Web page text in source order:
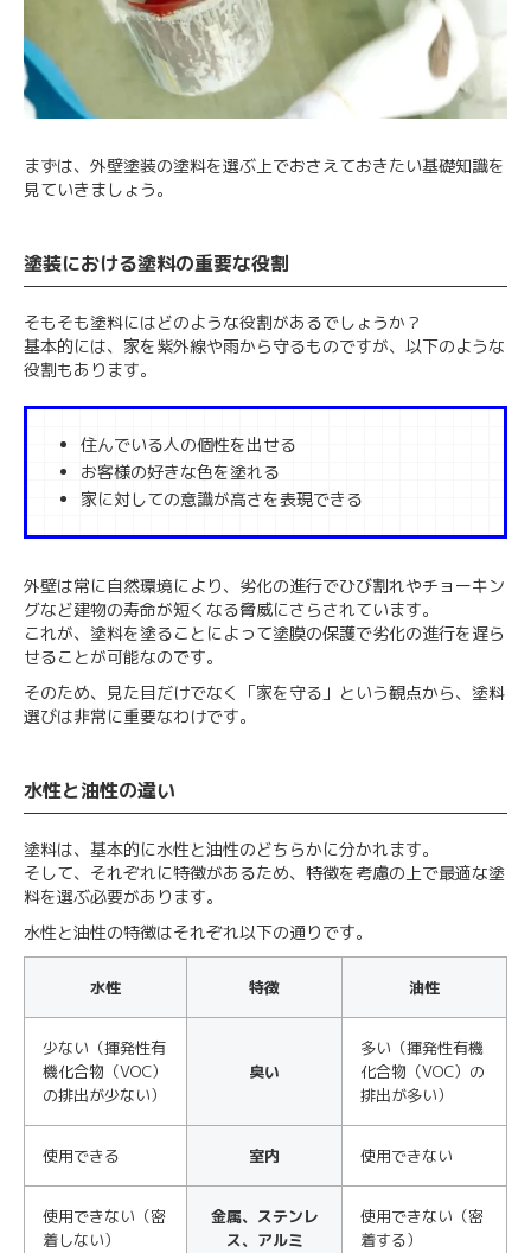
まずは、外壁塗装の塗料を選ぶ上でおさえておきたい基礎知識を
見ていきましょう。
塗装における塗料の重要な役割
そもそも塗料にはどのような役割があるでしょうか？
基本的には、家を紫外線や雨から守るものですが、以下のような
役割もあります。
住んでいる人の個性を出せる
お客様の好きな色を塗れる
家に対しての意識が高さを表現できる
外壁は常に自然環境により、劣化の進行でひび割れやチョーキン
グなど建物の寿命が短くなる脅威にさらされています。
これが、塗料を塗ることによって塗膜の保護で劣化の進行を遅ら
せることが可能なのです。
そのため、見た目だけでなく「家を守る」という観点から、塗料
選びは非常に重要なわけです。
水性と油性の違い
塗料は、基本的に水性と油性のどちらかに分かれます。
そして、それぞれに特徴があるため、特徴を考慮の上で最適な塗
料を選ぶ必要があります。
水性と油性の特徴はそれぞれ以下の通りです。
水性 特徴 油性
少ない（揮発性有
機化合物（VOC）
の排出が少ない）
臭い
多い（揮発性有機
化合物（VOC）の
排出が多い）
使用できる 室内 使用できない
使用できない（密
着しない）
金属、ステンレ
ス、アルミ
使用できない（密
着する）